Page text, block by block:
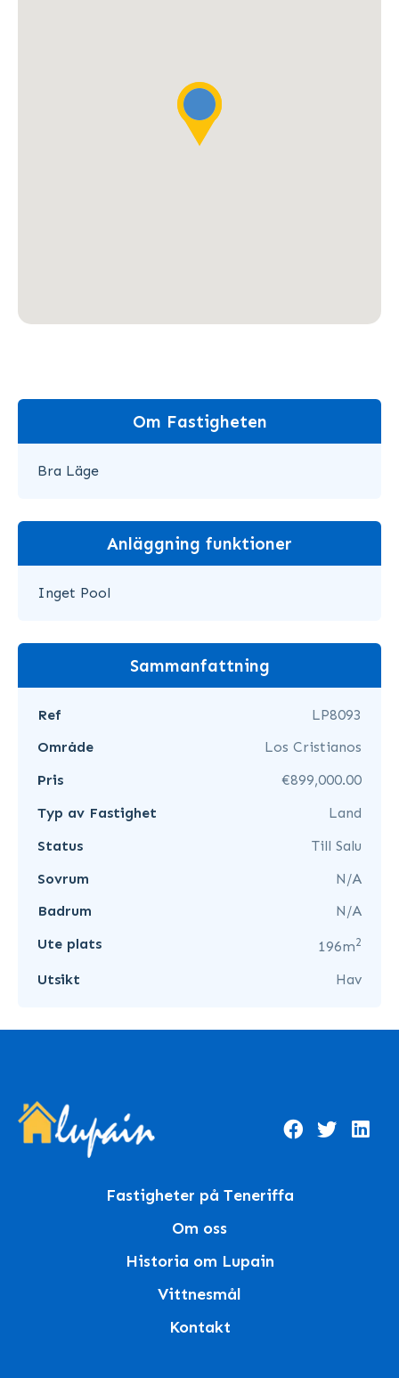
Om Fastigheten
Bra Läge
Anläggning funktioner
Inget Pool
Sammanfattning
Ref
LP8093
Område
Los Cristianos
Pris
€899,000.00
Typ av Fastighet
Land
Status
Till Salu
Sovrum
N/A
Badrum
N/A
Ute plats
196m2
Utsikt Hav
Fastigheter på Teneriffa
Om oss
Historia om Lupain
Vittnesmål
Kontakt